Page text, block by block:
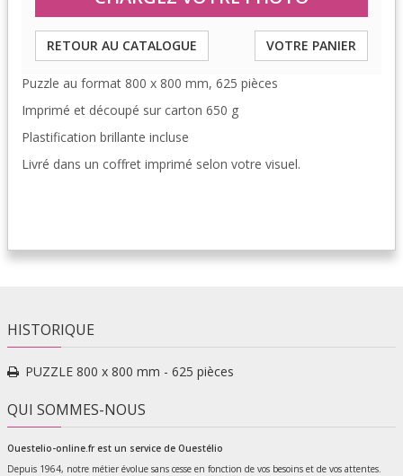
RETOUR AU CATALOGUE VOTRE PANIER
Puzzle au format 800 x 800 mm, 625 pièces
Imprimé et découpé sur carton 650 g
Plastification brillante incluse
Livré dans un coffret imprimé selon votre visuel.
HISTORIQUE
PUZZLE 800 x 800 mm - 625 pièces
QUI SOMMES-NOUS
Ouestelio-online.fr est un service de Ouestélio
Depuis 1964, notre métier évolue sans cesse en fonction de vos besoins et de vos attentes.